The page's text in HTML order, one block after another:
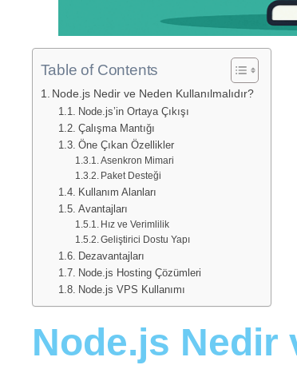
Table of Contents
Node.js Nedir ve Neden Kullanılmalıdır?
Node.js’in Ortaya Çıkışı
Çalışma Mantığı
Öne Çıkan Özellikler
Asenkron Mimari
Paket Desteği
Kullanım Alanları
Avantajları
Hız ve Verimlilik
Geliştirici Dostu Yapı
Dezavantajları
Node.js Hosting Çözümleri
Node.js VPS Kullanımı
Node.js Nedir